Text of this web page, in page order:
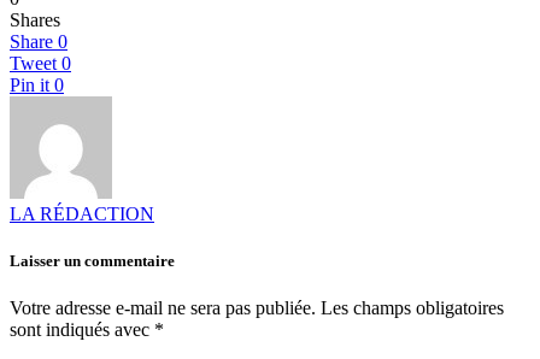
Shares
Share 0
Tweet 0
Pin it 0
LA RÉDACTION
Laisser un commentaire
Votre adresse e-mail ne sera pas publiée. Les champs obligatoires
sont indiqués avec *